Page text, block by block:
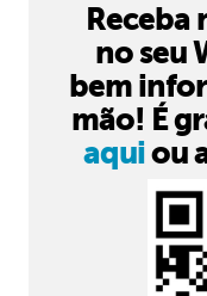
Receba
no seu
bem
mão! É
aquiou